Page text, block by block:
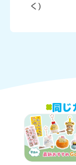
く)
同じ